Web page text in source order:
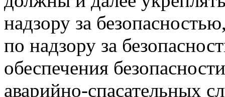
надзору за
по надзору за
обеспечения
аварийно-спасательных